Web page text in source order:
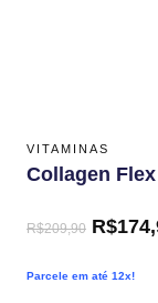
VITAMINAS
Collagen
R$209,90 R$
Parcele em até 12x!